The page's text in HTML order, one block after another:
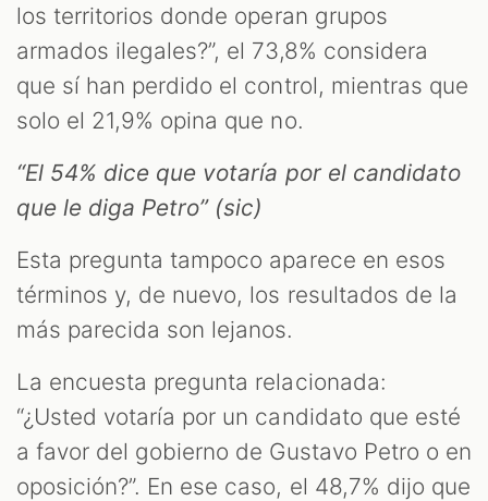
los territorios donde operan grupos
armados ilegales?”, el 73,8% considera
que sí han perdido el control, mientras que
solo el 21,9% opina que no.
“El 54% dice que votaría por el candidato
que le diga Petro” (sic)
Esta pregunta tampoco aparece en esos
términos y, de nuevo, los resultados de la
más parecida son lejanos.
La encuesta pregunta relacionada:
“¿Usted votaría por un candidato que esté
a favor del gobierno de Gustavo Petro o en
oposición?”. En ese caso, el 48,7% dijo que